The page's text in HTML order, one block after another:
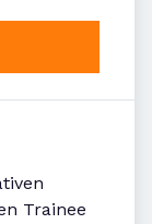
Trainee